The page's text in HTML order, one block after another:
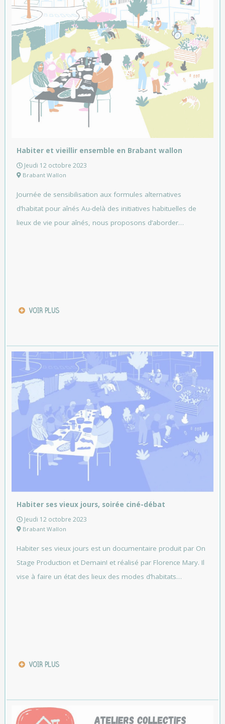
Habiter et vieillir ensemble en Brabant wallon
Jeudi 12 octobre 2023
Brabant Wallon
Journée de sensibilisation aux formules alternatives
d’habitat pour aînés Au-delà des initiatives habituelles de
lieux de vie pour aînés, nous proposons d’aborder…
VOIR PLUS
Habiter ses vieux jours, soirée ciné-débat
Jeudi 12 octobre 2023
Brabant Wallon
Habiter ses vieux jours est un documentaire produit par On
Stage Production et Demain! et réalisé par Florence Mary. Il
vise à faire un état des lieux des modes d’habitats…
VOIR PLUS